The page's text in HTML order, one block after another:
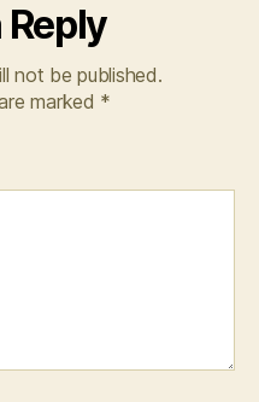
Reply
not be published.
marked *